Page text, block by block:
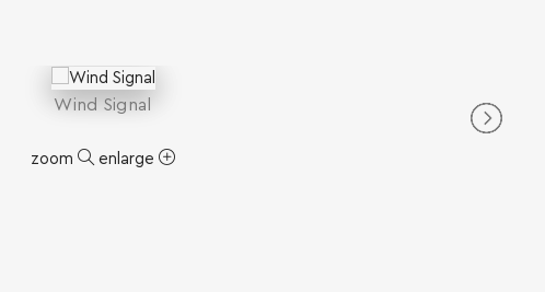
Wind Signal
zoom enlarge